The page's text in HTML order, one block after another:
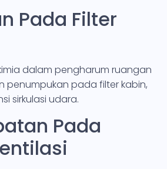
Pada Filter
dalam pengharum ruangan
penumpukan pada filter kabin,
sirkulasi udara.
Pada